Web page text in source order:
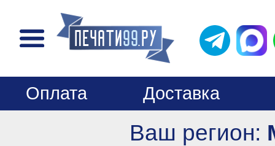
Оплата Доставка
Ваш регион: